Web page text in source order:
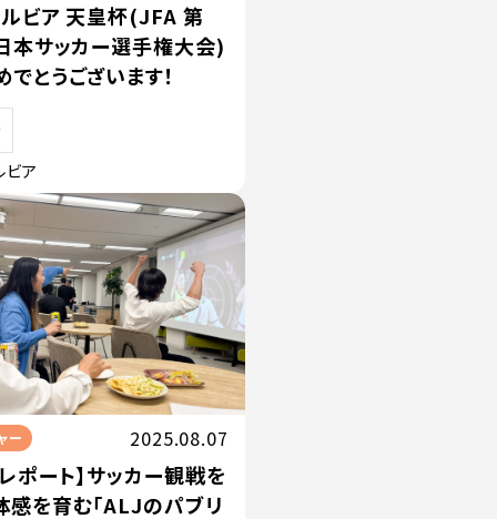
ビア 天皇杯(JFA 第
本サッカー選手権大会)
とうございます！
ア
ー 2025.08.07
ポート】サッカー観戦を
感を育む「ALJのパブリ